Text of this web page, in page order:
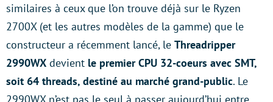
similaires à ceux que l’on trouve déjà sur le Ryzen
2700X (et les autres modèles de la gamme) que le
constructeur a récemment lancé, le Threadripper
2990WX devient le premier CPU 32-coeurs avec SMT,
soit 64 threads, destiné au marché grand-public. Le
2990WX n’est pas le seul à passer aujourd’hui entre